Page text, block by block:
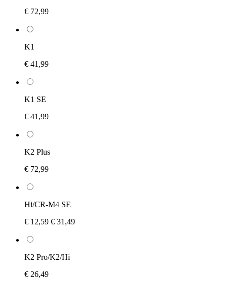
€ 72,99
K1
€ 41,99
K1 SE
€ 41,99
K2 Plus
€ 72,99
Hi/CR-M4 SE
€ 12,59 € 31,49
K2 Pro/K2/Hi
€ 26,49